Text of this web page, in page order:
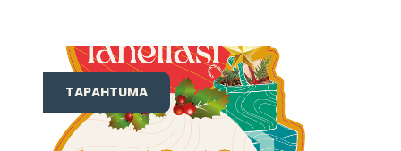
TAPAHTUMA